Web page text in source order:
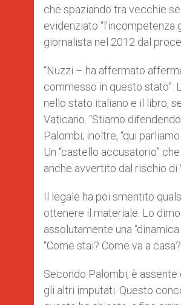
che spaziando tra vecchie
evidenziato
giornalista nel 2012 dal
“Nuzzi – ha affermato
commesso in questo stato”.
nello stato italiano e il libro,
Vaticano. “Stiamo
Palombi; inoltre, “qui
Un “castello accusatorio”
anche avvertito dal rischio di
Il legale ha poi smentito
ottenere il materiale. Lo
assolutamente una
“Come stai? Come va a
Secondo Palombi, è assente
gli altri imputati. Questo